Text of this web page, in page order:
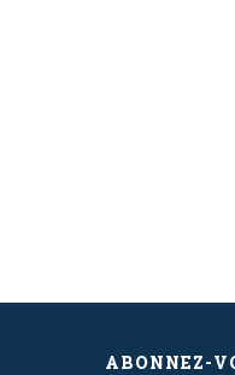
ABONNEZ-